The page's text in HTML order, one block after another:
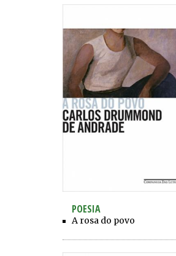
POESIA
A rosa do povo